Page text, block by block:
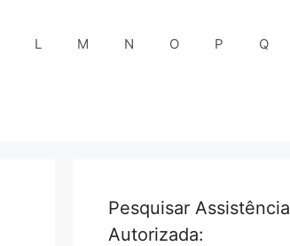
L M N O P Q
Pesquisar Assistência
Autorizada: